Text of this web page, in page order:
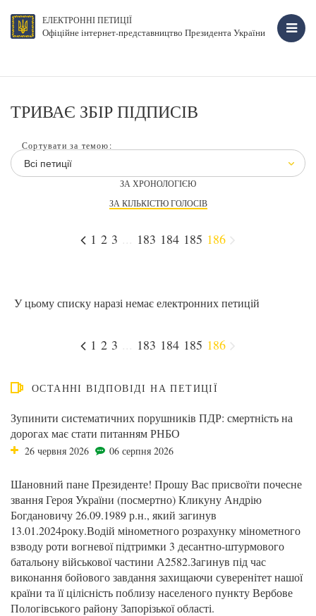
ЕЛЕКТРОННІ ПЕТИЦІЇ
Офіційне інтернет-представництво Президента України
ТРИВАЄ ЗБІР ПІДПИСІВ
Сортувати за темою:
Всі петиції
ЗА ХРОНОЛОГІЄЮ
ЗА КІЛЬКІСТЮ ГОЛОСІВ
1 2 3 183 184 185 186
У цьому списку наразі немає електронних петицій
1 2 3 183 184 185 186
ОСТАННІ ВІДПОВІДІ НА ПЕТИЦІЇ
Зупинити систематичних порушників ПДР: смертність на
дорогах має стати питанням РНБО
26 червня 2026 06 серпня 2026
Шановний пане Президенте! Прошу Вас присвоїти почесне
звання Героя України (посмертно) Кликуну Андрію
Богдановичу 26.09.1989 р.н., який загинув
13.01.2024року.Водій мінометного розрахунку мінометного
взводу роти вогневої підтримки 3 десантно-штурмового
батальону військової частини А2582.Загинув під час
виконання бойового завдання захищаючи суверенітет нашої
країни та її цілісність поблизу населеного пункту Вербове
Пологівського району Запорізької області.